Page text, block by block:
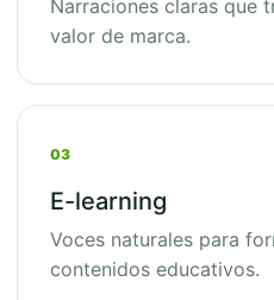
Narraciones claras que
valor de marca.
03
E-learning
Voces naturales para
contenidos educativos.